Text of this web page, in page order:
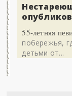
55-летняя
побережья,
детьми от...